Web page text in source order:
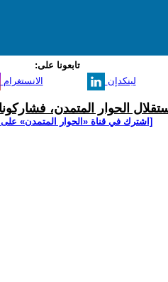
تابعونا على:
الانستغرام لينكدإن
الحوار المتمدن،
[اشترك في قناة ‫«الحوار المتمدن» على